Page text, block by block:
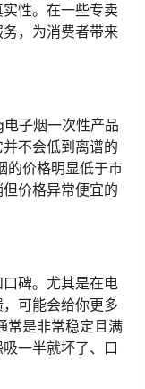
性。在一些专卖
，为消费者带来
子烟一次性产品
不会低到离谱的
的价格明显低于市
价格异常便宜的
碑。尤其是在电
可能会给你更多
常是非常稳定且满
一半就坏了、口